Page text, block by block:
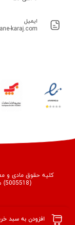
افزودن به سبد
ایمیل
karaj.com
کلیه حقوق مادی و
(5005518) می‌باشد. طراحی و توسعه: